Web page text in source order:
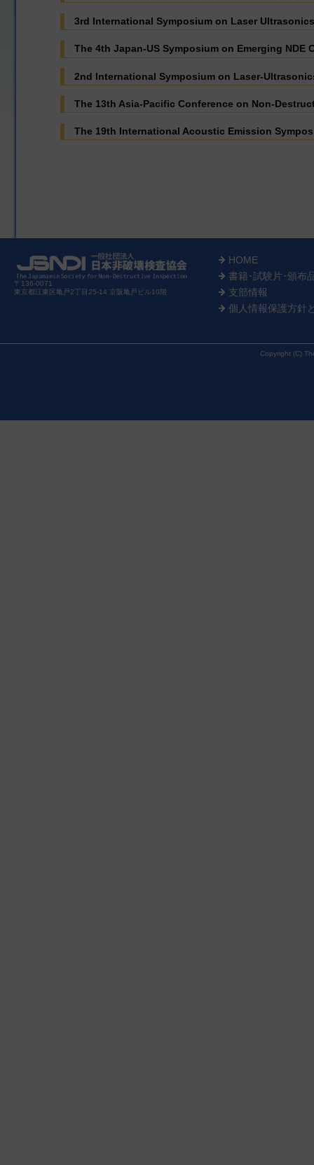
3rd International Symposium on Laser
The 4th Japan-US Symposium on Emerging NDE
2nd International Symposium on Laser-
The 13th Asia-Pacific Conference on Non-
The 19th International Acoustic Emission
〒136-0071
東京都江東区亀戸2丁目25-14 京阪亀戸ビル10階
HOME
書籍･試験片･頒布
支部情報
個人情報保護方針
Copyright (C)